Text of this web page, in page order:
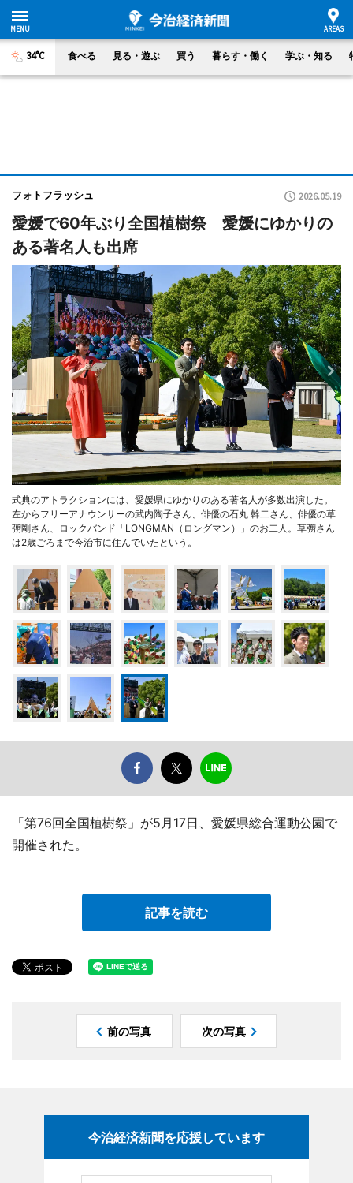
34°C 食べる 見る・遊ぶ 買う 暮らす・働く 学ぶ・知る
フォトフラッシュ 2026.05.19
愛媛で60年ぶり全国植樹祭 愛媛にゆかりの
ある著名人も出席
式典のアトラクションには、愛媛県にゆかりのある著名人が多数出演した。
左からフリーアナウンサーの武内陶子さん、俳優の石丸 幹二さん、俳優の草
彅剛さん、ロックバンド「LONGMAN（ロングマン）」のお二人。草彅さん
は2歳ごろまで今治市に住んでいたという。
「第76回全国植樹祭」が5月17日、愛媛県総合運動公園で
開催された。
記事を読む
前の写真 次の写真
今治経済新聞を応援しています